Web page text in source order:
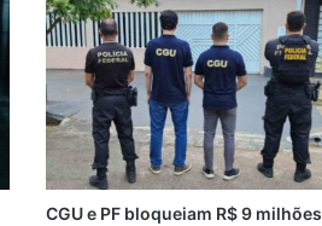
CGU e PF bloqueiam R$ 9 milhões